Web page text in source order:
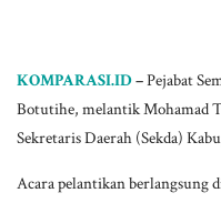
KOMPARASI.ID–Pejabat
Botutihe, melantik Mohamad
Sekretaris Daerah (Sekda)
Acara pelantikan berlangsung